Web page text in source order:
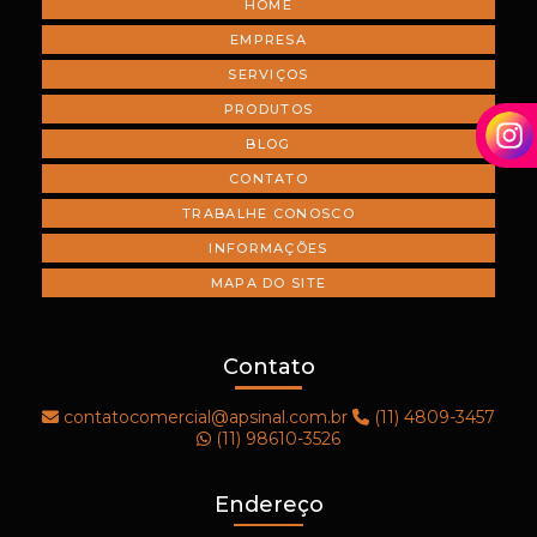
Empresas de sinalização de trânsito
Empresas de sinalização vertical e horizontal
Empresas de sinalização viária sp
Execução de desvio de trânsito
Fechamento de pista
Fechamento de rodovia
Fornecedor de cones e cavaletes
Fornecedores de cones de sinalização
Fornecimento de concreto betuminoso
Fornecimento de massa asfáltica
Instalação de defensa metálica
HOME
EMPRESA
SERVIÇOS
PRODUTOS
BLOG
CONTATO
TRABALHE CONOSCO
INFORMAÇÕES
MAPA DO SITE
Contato
contatocomercial@apsinal.com.br
(11) 4809-3457
(11) 98610-3526
Endereço